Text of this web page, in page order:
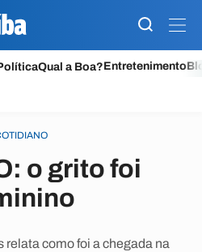
Qual a Boa?Entretenimento
o grito foi
como foi a chegada na